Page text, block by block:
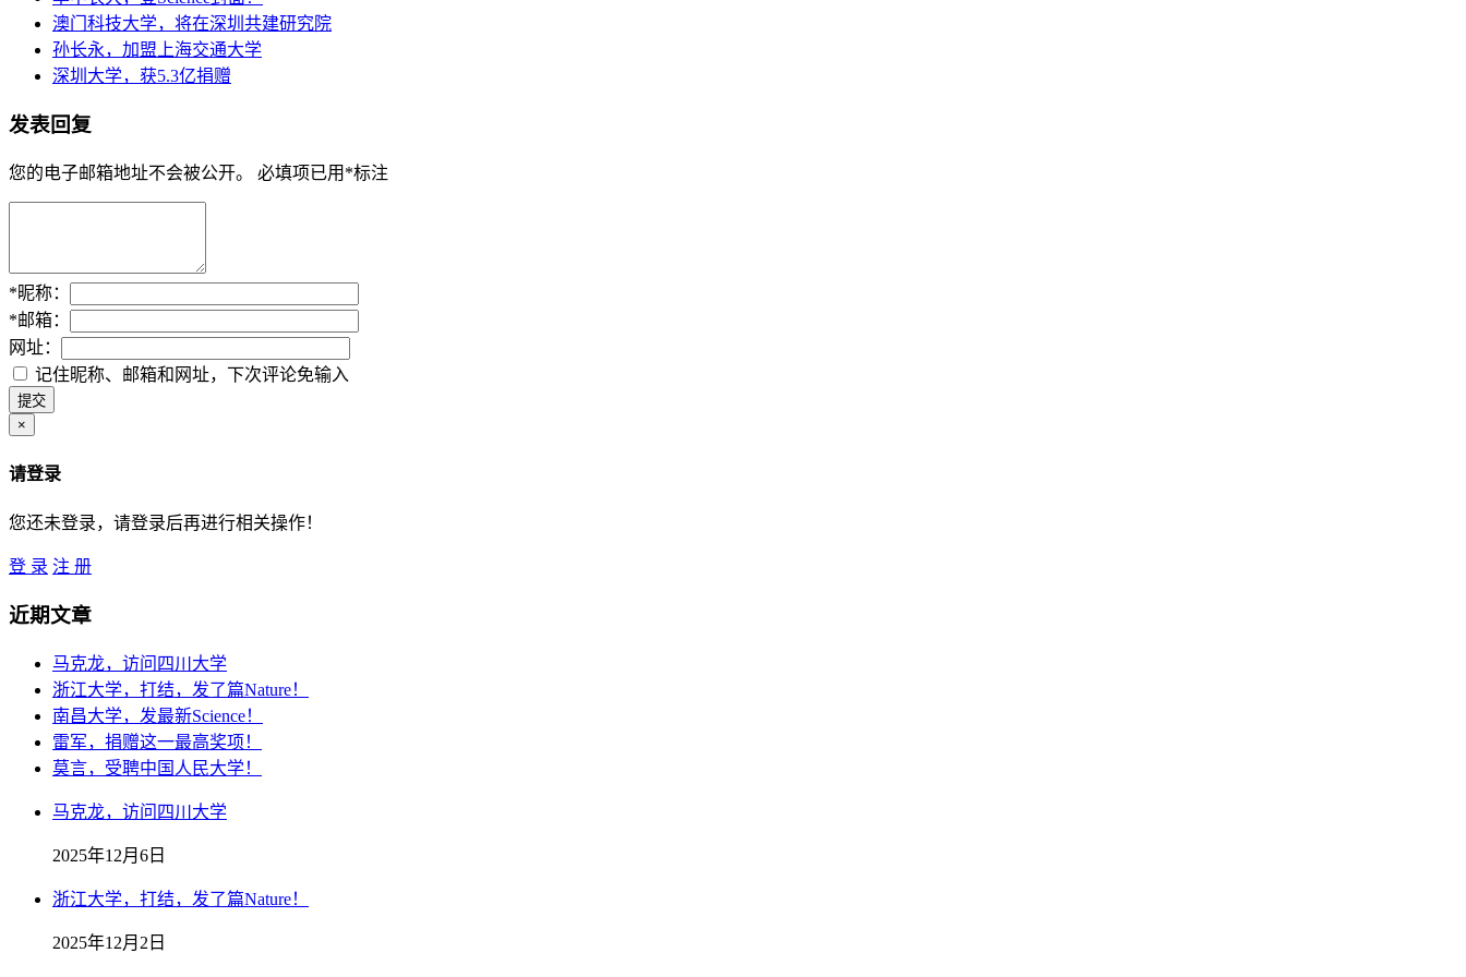
澳门科技大学，将在深圳共建研究院
孙长永，加盟上海交通大学
深圳大学，获5.3亿捐赠
发表回复
您的电子邮箱地址不会被公开。 必填项已用 *标注
*昵称：
*邮箱：
网址：
记住昵称、邮箱和网址，下次评论免输入
×
请登录
您还未登录，请登录后再进行相关操作！
登 录 注 册
近期文章
马克龙，访问四川大学
浙江大学，打结，发了篇Nature！
南昌大学，发最新Science！
雷军，捐赠这一最高奖项！
莫言，受聘中国人民大学！
马克龙，访问四川大学
2025年12月6日
浙江大学，打结，发了篇Nature！
2025年12月2日